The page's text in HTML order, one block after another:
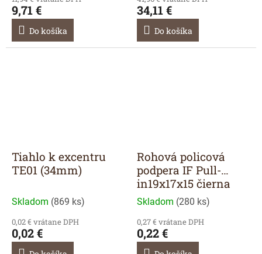
9,71 €
Do košíka
34,11 €
Do košíka
Tiahlo k excentru
TE01 (34mm)
Skladom (869 ks)
0,02 € vrátane DPH
0,02 €
Rohová policová
podpera IF Pull-
in19x17x15 čierna
Skladom (280 ks)
0,27 € vrátane DPH
0,22 €